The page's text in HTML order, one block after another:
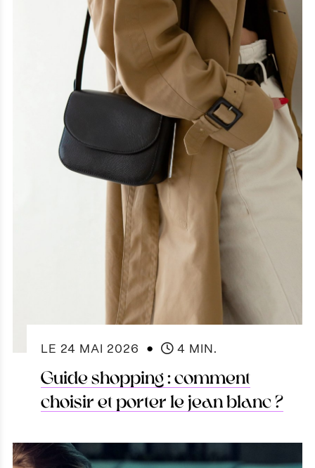
LE 24 MAI 2026 ● 4 MIN.
Guide shopping : comment
choisir et porter le jean blanc ?